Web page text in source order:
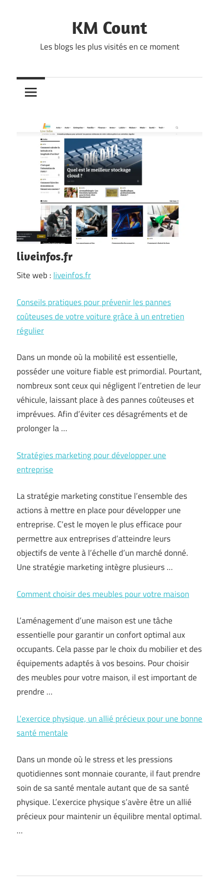
KM Count
Les blogs les plus visités en ce moment
liveinfos.fr
Site web : liveinfos.fr
Conseils pratiques pour prévenir les pannes
coûteuses de votre voiture grâce à un entretien
régulier
Dans un monde où la mobilité est essentielle,
posséder une voiture fiable est primordial. Pourtant,
nombreux sont ceux qui négligent l’entretien de leur
véhicule, laissant place à des pannes coûteuses et
imprévues. Afin d’éviter ces désagréments et de
prolonger la …
Stratégies marketing pour développer une
entreprise
La stratégie marketing constitue l’ensemble des
actions à mettre en place pour développer une
entreprise. C’est le moyen le plus efficace pour
permettre aux entreprises d’atteindre leurs
objectifs de vente à l’échelle d’un marché donné.
Une stratégie marketing intègre plusieurs …
Comment choisir des meubles pour votre maison
L’aménagement d’une maison est une tâche
essentielle pour garantir un confort optimal aux
occupants. Cela passe par le choix du mobilier et des
équipements adaptés à vos besoins. Pour choisir
des meubles pour votre maison, il est important de
prendre …
L’exercice physique, un allié précieux pour une bonne
santé mentale
Dans un monde où le stress et les pressions
quotidiennes sont monnaie courante, il faut prendre
soin de sa santé mentale autant que de sa santé
physique. L’exercice physique s’avère être un allié
précieux pour maintenir un équilibre mental optimal.
…